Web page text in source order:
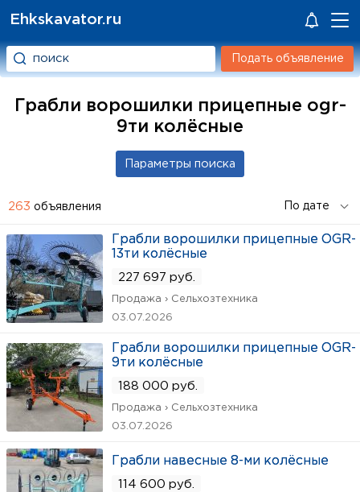
Ehkskavator.ru
Подать объявление
Грабли ворошилки прицепные ogr-
9ти колёсные
263 объявления
Грабли ворошилки прицепные OGR-
13ти колёсные
227 697 руб.
Продажа › Сельхозтехника
03.07.2026
Грабли ворошилки прицепные OGR-
9ти колёсные
188 000 руб.
Продажа › Сельхозтехника
03.07.2026
Грабли навесные 8-ми колёсные
114 600 руб.